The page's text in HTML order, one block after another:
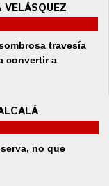
VELÁSQUEZ
travesía
convertir a
no que